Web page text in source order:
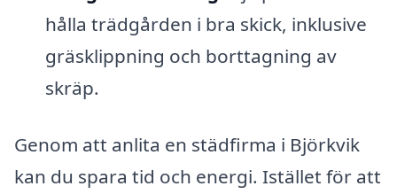
hålla trädgården i bra skick, inklusive
gräsklippning och borttagning av
skräp.
Genom att anlita en städfirma i Björkvik
kan du spara tid och energi. Istället för att